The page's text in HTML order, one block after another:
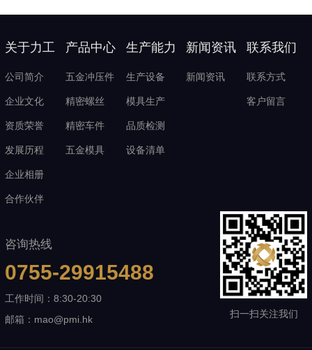
关于力工
公司简介
企业文化
资质荣誉
发展历程
企业相册
合作伙伴
产品中心
五金冲压件
精密螺丝
精密车件
五金模具
生产能力
生产设备
模具生产
品质检测
设备清单
新闻资讯
新闻资讯
联系我们
联系方式
客户留言
咨询热线
0755-29915488
工作时间：8:30-20:30
邮箱：mao@pmi.hk
扫一扫关注我们